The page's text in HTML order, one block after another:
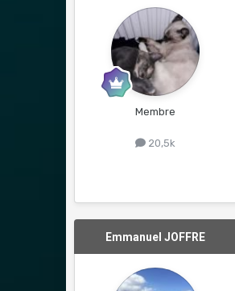
Membre
20,5k
Emmanuel JOFFRE